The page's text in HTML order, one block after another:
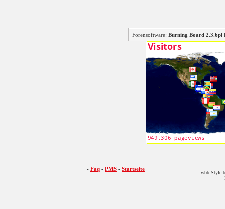
Forensoftware: Burning Board
- Faq - PMS - Startseite
wbb Style